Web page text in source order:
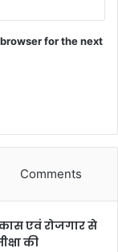
for the next
Comments
एवं रोजगार से
की